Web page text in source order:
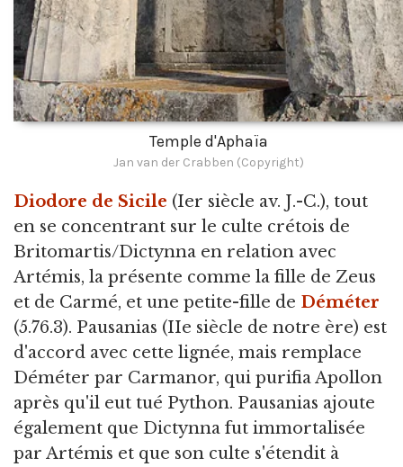
Temple d'Aphaïa
Jan van der Crabben (Copyright)
Diodore de Sicile (Ier siècle av. J.-C.), tout
en se concentrant sur le culte crétois de
Britomartis/Dictynna en relation avec
Artémis, la présente comme la fille de Zeus
et de Carmé, et une petite-fille de Déméter
(5.76.3). Pausanias (IIe siècle de notre ère) est
d'accord avec cette lignée, mais remplace
Déméter par Carmanor, qui purifia Apollon
après qu'il eut tué Python. Pausanias ajoute
également que Dictynna fut immortalisée
par Artémis et que son culte s'étendit à